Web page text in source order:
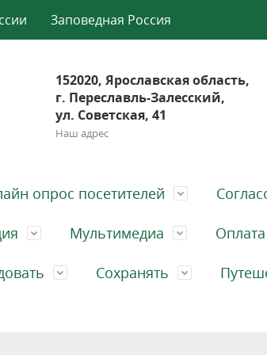
Заповедная Россия
152020, Ярославская область,
г. Переславль-Залесский,
ул. Советская, 41
Наш адрес
опрос посетителей
Мультимедиа Оплата
Сохранять